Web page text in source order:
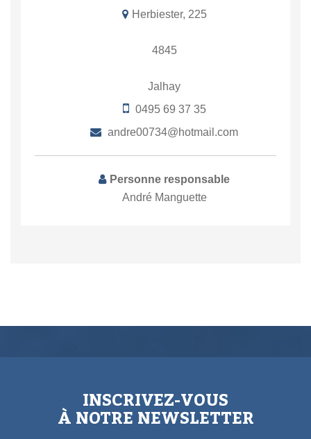
Herbiester, 225
4845
Jalhay
0495 69 37 35
andre00734@hotmail.com
Personne responsable
André Manguette
INSCRIVEZ-VOUS
À NOTRE NEWSLETTER